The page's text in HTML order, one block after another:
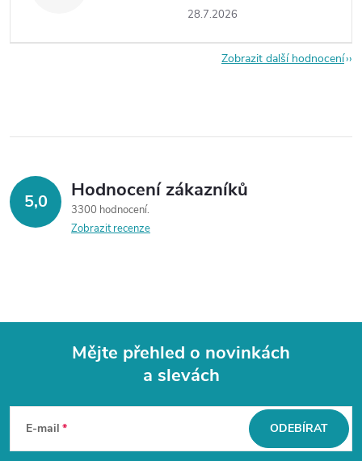
28.7.2026
Zobrazit další hodnocení
5,0 Hodnocení zákazníků
3300 hodnocení
Zobrazit recenze
Mějte přehled o novinkách
a slevách
E-mail ODEBÍRAT